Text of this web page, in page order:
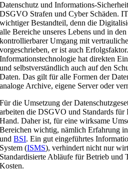
Datenschutz und Informations-
DSGVO Strafen und Cyber Schäden.
wichtiger Bestandteil, denn die
alle Bereiche unseres Lebens und in
kontrollierbarer Umgang mit
vorgeschrieben, er ist auch
Informationstechnologie hat direkten
und selbstverständlich auch auf den
Daten. Das gilt für alle Formen der
analoge Archive, eigene Server oder
Für die Umsetzung der
arbeiten die DSGVO und Standards
Hand. Daher ist, für eine wirksame
Bereichen wichtig, nämlich Erfahrung
undBSI. Ein gut eingeführtes
System (ISMS), verhindert nicht nur
Standardisierte Abläufe für Betrieb und
Kosten.